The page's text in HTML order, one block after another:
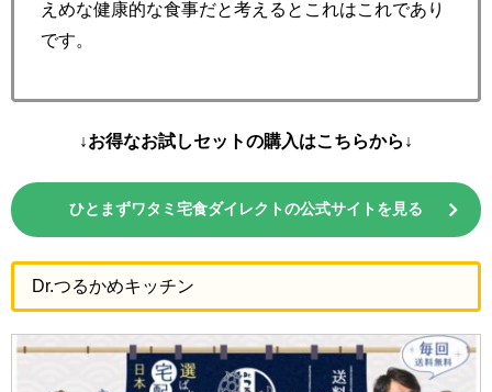
えめな健康的な食事だと考えるとこれはこれであり
です。
↓お得なお試しセットの購入はこちらから↓
ひとまずワタミ宅食ダイレクトの公式サイトを見る
Dr.つるかめキッチン